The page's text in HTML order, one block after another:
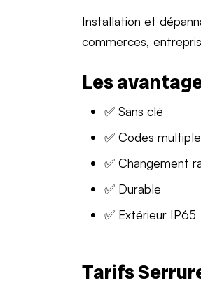
Installation et
commerces,
Les
✅ Sans clé
✅ Codes
✅ Changement
✅ Durable
✅ Extérieur IP65
Tarifs